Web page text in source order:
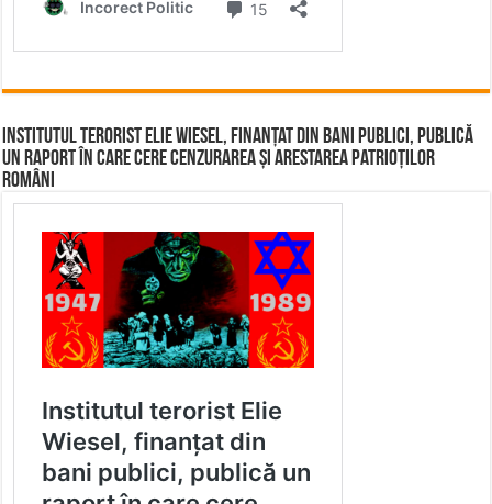
Institutul terorist Elie Wiesel, finanțat din bani publici, publică
un raport în care cere cenzurarea și arestarea patrioților
români